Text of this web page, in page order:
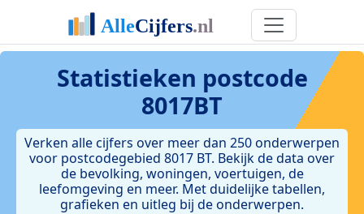
Statistieken postcode
8017BT
Verken alle cijfers over meer dan 250 onderwerpen
voor postcodegebied 8017 BT. Bekijk de data over
de bevolking, woningen, voertuigen, de
leefomgeving en meer. Met duidelijke tabellen,
grafieken en uitleg bij de onderwerpen.